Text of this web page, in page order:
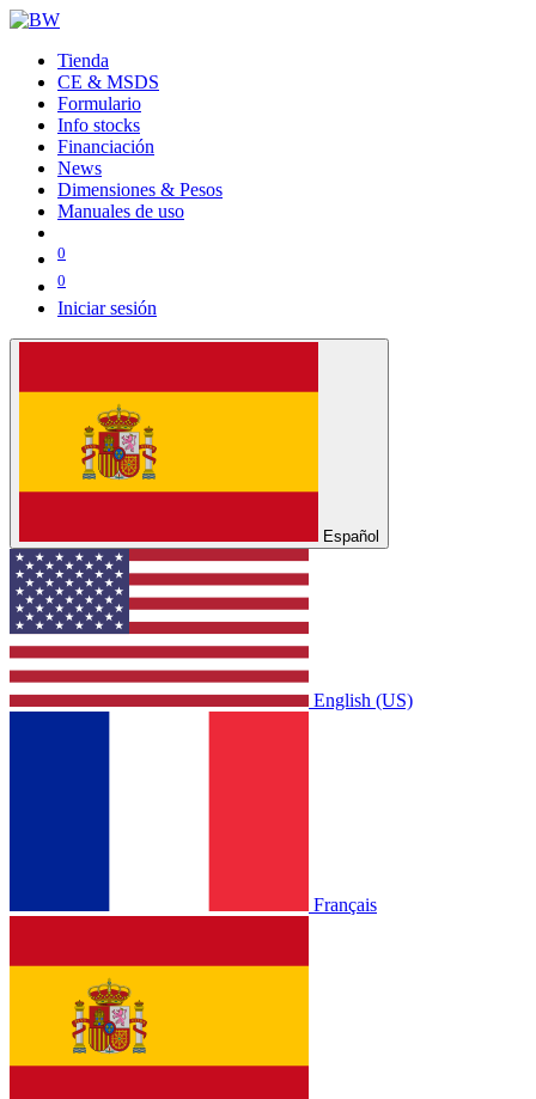
Tienda
CE & MSDS
Formulario
Info stocks
Financiación
News
Dimensiones & Pesos
Manuales de uso
0
0
Iniciar sesión
Español
English (US)
Français